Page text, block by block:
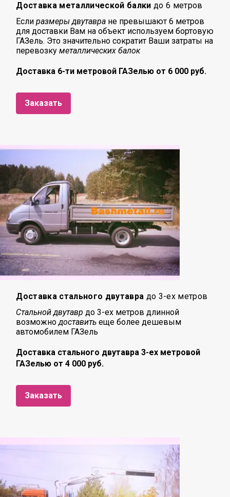
Доставка металлической балки до 6 метров
Еслиразмеры двутавра не превышают 6 метров
для доставки Вам на объект используем бортовую
ГАЗель. Это значительно сократит Ваши затраты на
перевозкуметаллических балок
Доставка 6-ти метровой ГАЗелью от 6 000 руб.
Заказать
Доставка стального двутавра до 3-ех метров
Стальной двутавр до 3-ех метров длинной
возможнодоставить еще более дешевым
автомобилем ГАЗель
Доставка стального двутавра 3-ех метровой
ГАЗелью от 4 000 руб.
Заказать